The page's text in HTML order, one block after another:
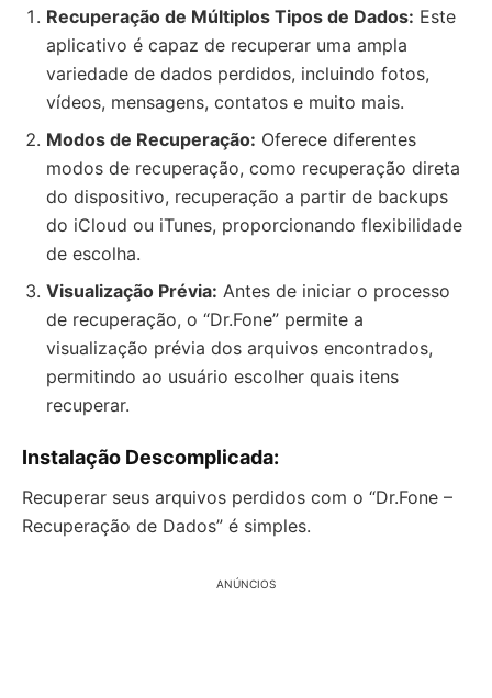
Recuperação de Múltiplos Tipos de Dados: Este
aplicativo é capaz de recuperar uma ampla
variedade de dados perdidos, incluindo fotos,
vídeos, mensagens, contatos e muito mais.
Modos de Recuperação: Oferece diferentes
modos de recuperação, como recuperação direta
do dispositivo, recuperação a partir de backups
do iCloud ou iTunes, proporcionando flexibilidade
de escolha.
Visualização Prévia: Antes de iniciar o processo
de recuperação, o “Dr.Fone” permite a
visualização prévia dos arquivos encontrados,
permitindo ao usuário escolher quais itens
recuperar.
Instalação Descomplicada:
Recuperar seus arquivos perdidos com o “Dr.Fone –
Recuperação de Dados” é simples.
ANÚNCIOS